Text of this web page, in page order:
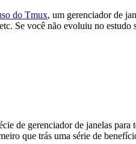
do Tmux, um gerenciador de
Se você não evoluiu no
de gerenciador de janelas
que trás uma série de